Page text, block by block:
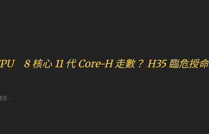
8 核心 11 代 Core-H 走數？ H35 臨危授命
告 -